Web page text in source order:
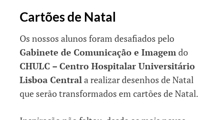
Cartões de Natal
Os nossos alunos foram desafiados pelo
Gabinete de Comunicação e Imagemdo
CHULC – Centro Hospitalar Universitário
Lisboa Centrala realizar desenhos de Natal
que serão transformados em cartões de Natal.